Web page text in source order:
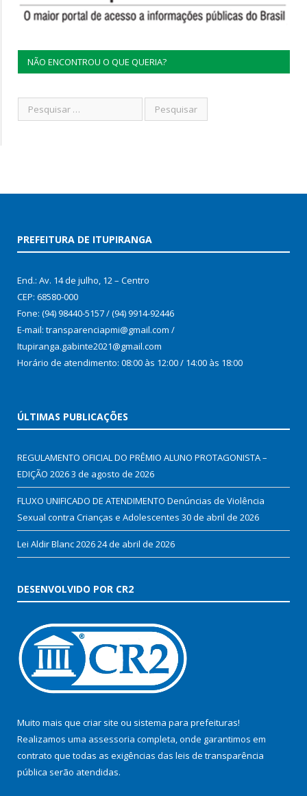
NÃO ENCONTROU O QUE QUERIA?
PREFEITURA DE ITUPIRANGA
End.: Av. 14 de julho, 12 – Centro
CEP: 68580-000
Fone: (94) 98440-5157 / (94) 9914-92446
E-mail: transparenciapmi@gmail.com /
Itupiranga.gabinte2021@gmail.com
Horário de atendimento: 08:00 às 12:00 / 14:00 às 18:00
ÚLTIMAS PUBLICAÇÕES
REGULAMENTO OFICIAL DO PRÊMIO ALUNO PROTAGONISTA –
EDIÇÃO 20263 de agosto de 2026
FLUXO UNIFICADO DE ATENDIMENTO Denúncias de Violência
Sexual contra Crianças e Adolescentes 30 de abril de 2026
Lei Aldir Blanc 202624 de abril de 2026
DESENVOLVIDO POR CR2
Muito mais que criar site ou sistema para prefeituras!
Realizamos uma assessoria completa, onde garantimos em
contrato que todas as exigências das leis de transparência
pública serão atendidas.